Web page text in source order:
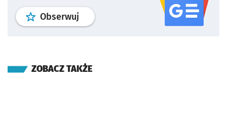
Obserwuj profil serwisu
ZOBACZ TAKŻE